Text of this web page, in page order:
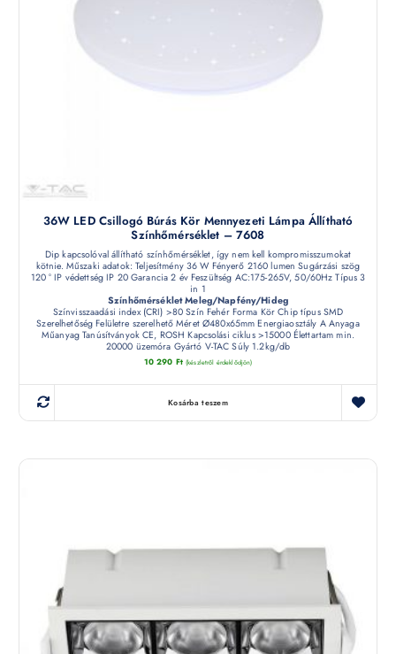
36W LED Csillogó Búrás Kör Mennyezeti Lámpa Állítható
Színhőmérséklet – 7608
Dip kapcsolóval állítható színhőmérséklet, így nem kell kompromisszumokat
kötnie. Műszaki adatok: Teljesítmény 36 W Fényerő 2160 lumen Sugárzási szög
120 ° IP védettség IP 20 Garancia 2 év Feszültség AC:175-265V, 50/60Hz Típus 3
in 1
Színhőmérséklet Meleg/Napfény/Hideg
Színvisszaadási index (CRI) >80 Szín Fehér Forma Kör Chip típus SMD
Szerelhetőség Felületre szerelhető Méret Ø480x65mm Energiaosztály A Anyaga
Műanyag Tanúsítványok CE, ROSH Kapcsolási ciklus >15000 Élettartam min.
20000 üzemóra Gyártó V-TAC Súly 1.2kg/db
10 290 Ft (készletről érdeklődjön)
Kosárba teszem